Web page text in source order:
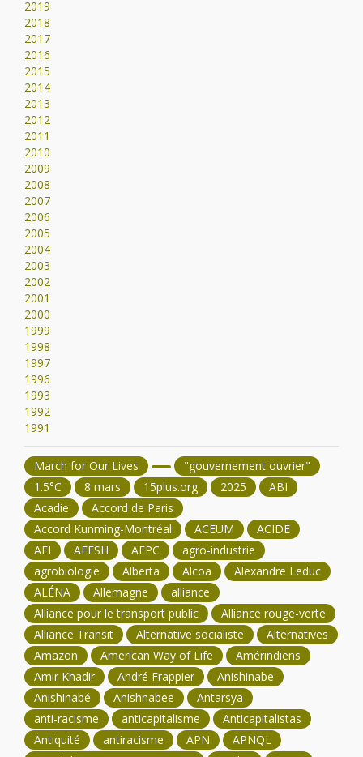
2019
2018
2017
2016
2015
2014
2013
2012
2011
2010
2009
2008
2007
2006
2005
2004
2003
2002
2001
2000
1999
1998
1997
1996
1993
1992
1991
March for Our Lives
"gouvernement ouvrier"
1.5°C
8 mars 15plus.org 2025
ABI
Acadie
Accord de Paris
Accord Kunming-Montréal
ACEUM
ACIDE
AEI
AFESH AFPC
agro-industrie
agrobiologie
Alberta Alcoa
Alexandre Leduc
ALÉNA
Allemagne
alliance
Alliance pour le transport public
Alliance rouge-verte
Alliance Transit
Alternative socialiste
Alternatives
Amazon
American Way of Life
Amérindiens
Amir Khadir
André Frappier
Anishinabe
Anishinabé
Anishnabee
Antarsya
anti-racisme
anticapitalisme
Anticapitalistas
Antiquité
antiracisme APN
APNQL